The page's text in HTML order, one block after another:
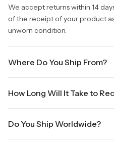
We accept returns within 14
of the receipt of your product
unworn condition.
Where Do You Ship From?
How Long Will It Take to
Orders placed Friday
will be shipped on the next
Do You Ship Worldwide?